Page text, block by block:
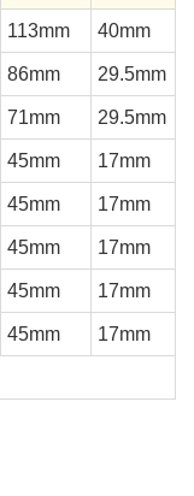
113mm 40mm
86mm 29.5mm
71mm 29.5mm
45mm 17mm
45mm 17mm
45mm 17mm
45mm 17mm
45mm 17mm